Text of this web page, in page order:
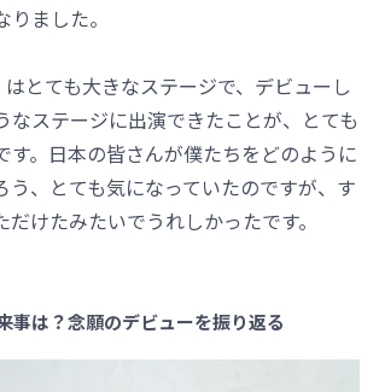
ました。
とても大きなステージで、デビューし
なステージに出演できたことが、とても
す。日本の皆さんが僕たちをどのように
う、とても気になっていたのですが、す
だけたみたいでうれしかったです。
事は？念願のデビューを振り返る